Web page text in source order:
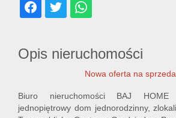
Opis nieruchomości
Nowa oferta na
Biuro nieruchomości BAJ HOME
jednopiętrowy dom jednorodzinny,